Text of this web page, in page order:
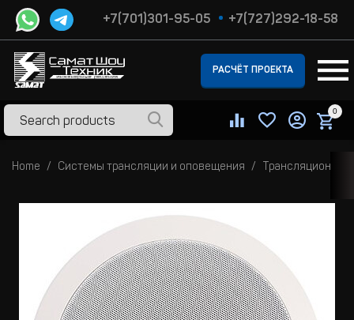
+7(701)301-95-05 +7(727)292-18-58
РАСЧЁТ ПРОЕКТА
0
Home Системы трансляции и оповещения